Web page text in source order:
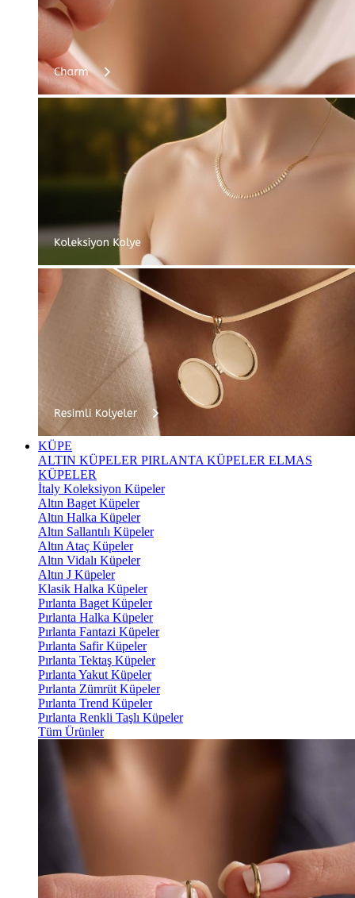
KÜPE
ALTIN KÜPELER PIRLANTA KÜPELER ELMAS
KÜPELER
İtaly Koleksiyon Küpeler
Altın Baget Küpeler
Altın Halka Küpeler
Altın Sallantılı Küpeler
Altın Ataç Küpeler
Altın Vidalı Küpeler
Altın J Küpeler
Klasik Halka Küpeler
Pırlanta Baget Küpeler
Pırlanta Halka Küpeler
Pırlanta Fantazi Küpeler
Pırlanta Safir Küpeler
Pırlanta Tektaş Küpeler
Pırlanta Yakut Küpeler
Pırlanta Zümrüt Küpeler
Pırlanta Trend Küpeler
Pırlanta Renkli Taşlı Küpeler
Tüm Ürünler